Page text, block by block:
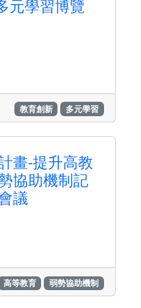
元學習博覽
教育創新 多元學習
畫-提升高教
協助機制記
議
高等教育 弱勢協助機制